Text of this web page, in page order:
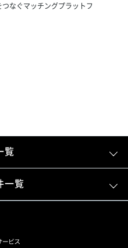
なぐマッチングプラットフ
覧
一覧